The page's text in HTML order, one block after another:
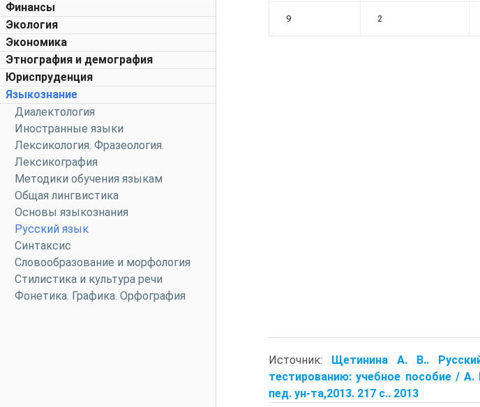
Финансы
Экология
Экономика
Этнография и демография
Юриспруденция
Языкознание
Диалектология
Иностранные языки
Лексикология. Фразеология.
Лексикография
Методики обучения языкам
Общая лингвистика
Основы языкознания
Русский язык
Синтаксис
Словообразование и морфология
Стилистика и культура речи
Фонетика. Графика. Орфография
9 2
Источник: Щетинина А. В..
тестированию: учебное пособие /
пед. ун-та,2013. 217 с.. 2013